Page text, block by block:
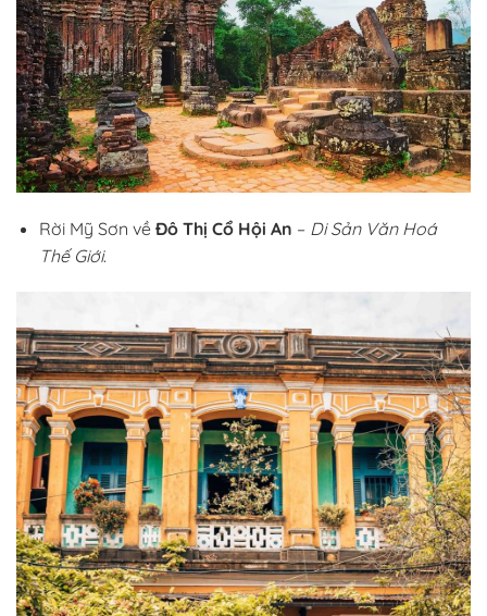
Rời Mỹ Sơn về Đô Thị Cổ Hội An – Di Sản Văn Hoá
Thế Giới.